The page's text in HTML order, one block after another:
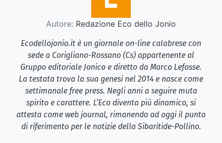
Autore: Redazione Eco dello Jonio
Ecodellojonio.it è un giornale on-line calabrese con
sede a Corigliano-Rossano (Cs) appartenente al
Gruppo editoriale Jonico e diretto da Marco Lefosse.
La testata trova la sua genesi nel 2014 e nasce come
settimanale free press. Negli anni a seguire muta
spirito e carattere. L’Eco diventa più dinamico, si
attesta come web journal, rimanendo ad oggi il punto
di riferimento per le notizie della Sibaritide-Pollino.